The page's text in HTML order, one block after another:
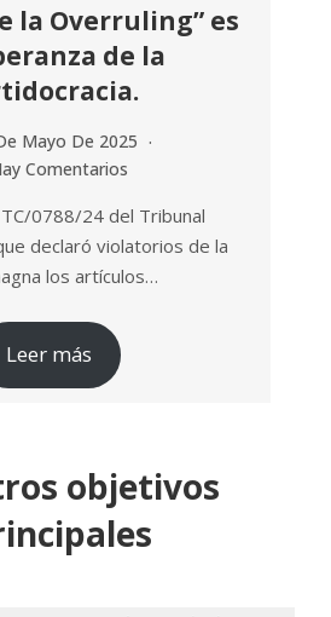
la Overruling” es
de la
Mayo De 2025
Comentarios
0788/24 del Tribunal
declaró violatorios de la
los artículos…
Leer más
objetivos